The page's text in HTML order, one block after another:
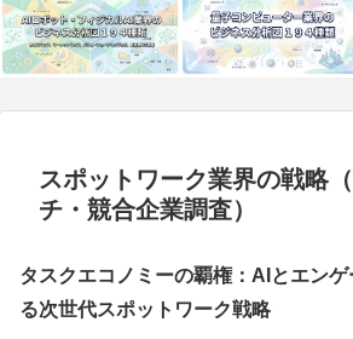
スポットワーク業界の戦略
チ・競合企業調査）
タスクエコノミーの覇権：AIとエン
る次世代スポットワーク戦略